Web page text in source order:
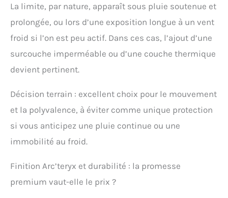
La limite, par nature, apparaît sous pluie soutenue et
prolongée, ou lors d’une exposition longue à un vent
froid si l’on est peu actif. Dans ces cas, l’ajout d’une
surcouche imperméable ou d’une couche thermique
devient pertinent.
Décision terrain : excellent choix pour le mouvement
et la polyvalence, à éviter comme unique protection
si vous anticipez une pluie continue ou une
immobilité au froid.
Finition Arc’teryx et durabilité : la promesse
premium vaut-elle le prix ?